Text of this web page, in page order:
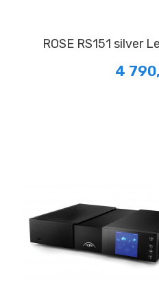
ROSE RS151 silver
4